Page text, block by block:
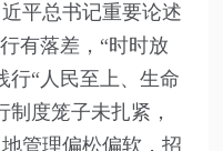
平总书记重要论述
有落差，“时时放
行“人民至上、生命
度笼子未扎紧，
管理偏松偏软，招